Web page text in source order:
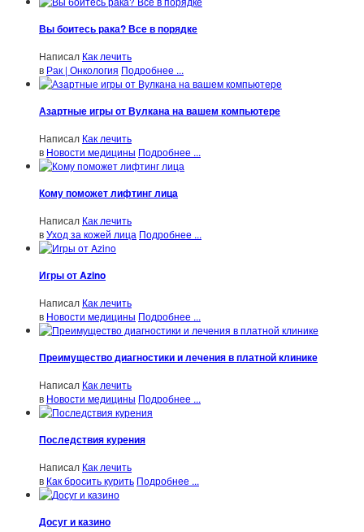
Вы боитесь рака? Все в порядке
Написал Как лечить
в Рак | Онкология Подробнее ...
Азартные игры от Вулкана на вашем компьютере
Написал Как лечить
в Новости медицины Подробнее ...
Кому поможет лифтинг лица
Написал Как лечить
вУход за кожей лица Подробнее ...
Игры от Azino
Написал Как лечить
в Новости медицины Подробнее ...
Преимущество диагностики и лечения в платной клинике
Написал Как лечить
в Новости медицины Подробнее ...
Последствия курения
Написал Как лечить
в Как бросить курить Подробнее ...
Досуг и казино